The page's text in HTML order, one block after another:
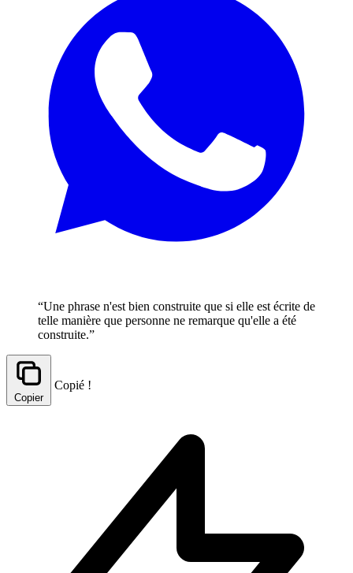
“Une phrase n'est bien construite que si elle est écrite de
telle manière que personne ne remarque qu'elle a été
construite.”
Copier
Copié !